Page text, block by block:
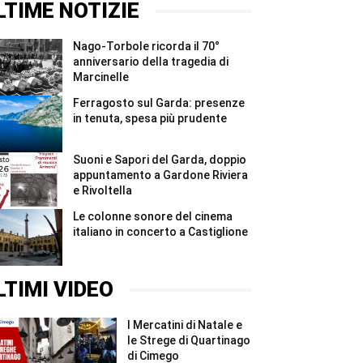
Castiglione
Garda:
strutture
irregolari
e
sanzioni
...
#Shorts
NOTIZIE
Nago-Torbole ricorda il 70°
anniversario della tragedia di
Marcinelle
Ferragosto sul Garda: presenze
in tenuta, spesa più prudente
Suoni e Sapori del Garda, doppio
appuntamento a Gardone Riviera
e Rivoltella
Le colonne sonore del cinema
italiano in concerto a Castiglione
VIDEO
I Mercatini di Natale e
le Strege di Quartinago
di Cimego